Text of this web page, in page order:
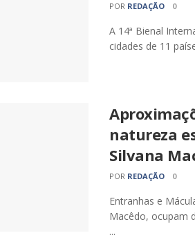
POR REDAÇÃO 0
A 14ª Bienal
cidades de 11
natureza
Silvana
POR REDAÇÃO 0
Entranhas e
Macêdo, ocupam
...